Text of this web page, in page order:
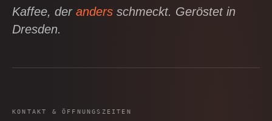
Kaffee, der anders schmeckt. Geröstet in
Dresden.
KONTAKT & ÖFFNUNGSZEITEN